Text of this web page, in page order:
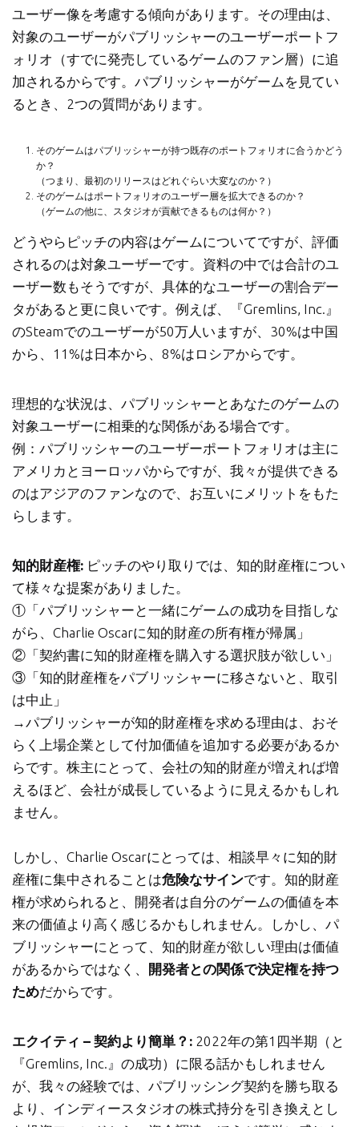
ユーザー像を考慮する傾向があります。その理由は、
対象のユーザーがパブリッシャーのユーザーポートフ
ォリオ（すでに発売しているゲームのファン層）に追
加されるからです。パブリッシャーがゲームを見てい
るとき、2つの質問があります。
そのゲームはパブリッシャーが持つ既存のポートフォリオに合うかどう
か？
（つまり、最初のリリースはどれぐらい大変なのか？）
そのゲームはポートフォリオのユーザー層を拡大できるのか？
（ゲームの他に、スタジオが貢献できるものは何か？）
どうやらピッチの内容はゲームについてですが、評価
されるのは対象ユーザーです。資料の中では合計のユ
ーザー数もそうですが、具体的なユーザーの割合デー
タがあると更に良いです。例えば、『Gremlins, Inc.』
のSteamでのユーザーが50万人いますが、30%は中国
から、11%は日本から、8%はロシアからです。
理想的な状況は、パブリッシャーとあなたのゲームの
対象ユーザーに相乗的な関係がある場合です。
例：パブリッシャーのユーザーポートフォリオは主に
アメリカとヨーロッパからですが、我々が提供できる
のはアジアのファンなので、お互いにメリットをもた
らします。
知的財産権: ピッチのやり取りでは、知的財産権につい
て様々な提案がありました。
①「パブリッシャーと一緒にゲームの成功を目指しな
がら、Charlie Oscarに知的財産の所有権が帰属」
②「契約書に知的財産権を購入する選択肢が欲しい」
③「知的財産権をパブリッシャーに移さないと、取引
は中止」
→パブリッシャーが知的財産権を求める理由は、おそ
らく上場企業として付加価値を追加する必要があるか
らです。株主にとって、会社の知的財産が増えれば増
えるほど、会社が成長しているように見えるかもしれ
ません。
しかし、Charlie Oscarにとっては、相談早々に知的財
産権に集中されることは危険なサインです。知的財産
権が求められると、開発者は自分のゲームの価値を本
来の価値より高く感じるかもしれません。しかし、パ
ブリッシャーにとって、知的財産が欲しい理由は価値
があるからではなく、
開発者との関係で決定権を持つ
ためだからです。
エクイティ – 契約より簡単？: 2022年の第1四半期（と
『Gremlins, Inc.』の成功）に限る話かもしれません
が、我々の経験では、パブリッシング契約を勝ち取る
より、インディースタジオの株式持分を引き換えとし